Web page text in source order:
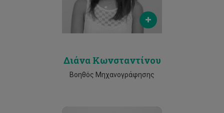
Phone
2500 2461
Διάνα Κωνσταντίνου
Βοηθός Μηχανογράφησης